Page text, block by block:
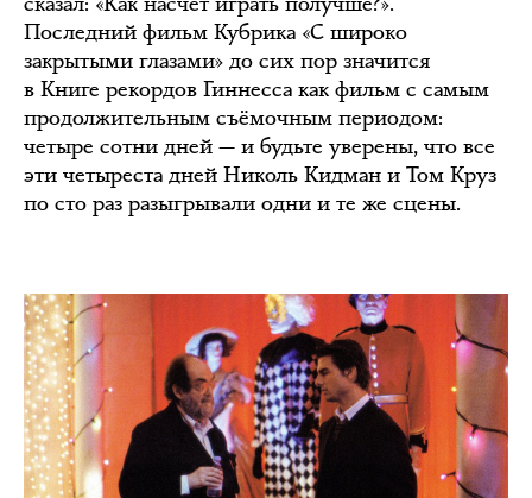
Последний фильм Кубрика «С широко
закрытыми глазами» до сих пор значится
в Книге рекордов Гиннесса как фильм с самым
продолжительным съёмочным периодом:
четыре сотни дней — и будьте уверены, что все
эти четыреста дней Николь Кидман и Том Круз
по сто раз разыгрывали одни и те же сцены.